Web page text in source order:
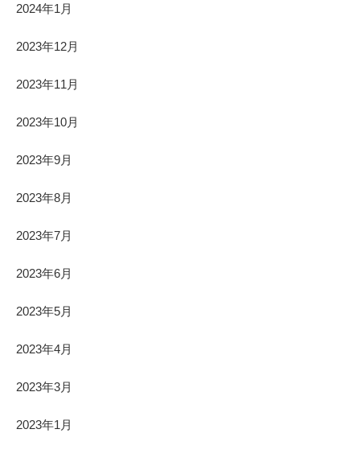
2024年1月
2023年12月
2023年11月
2023年10月
2023年9月
2023年8月
2023年7月
2023年6月
2023年5月
2023年4月
2023年3月
2023年1月